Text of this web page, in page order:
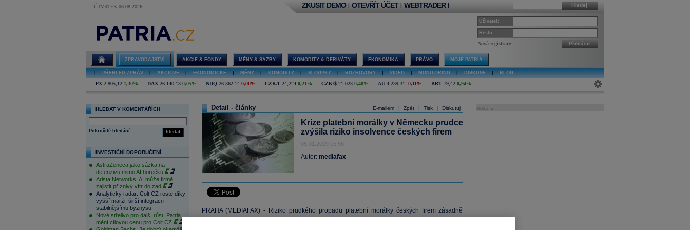
ČTVRTEK 06.08.2026 Hledej
ZKUSIT DEMO | OTEVŘÍT ÚČET | WEBTRADER |
Uživatel:
Heslo:
Nová registrace Přihlásit
ZPRAVODAJSTVÍ AKCIE & FONDY MĚNY & SAZBY KOMODITY & DERIVÁTY EKONOMIKA PRÁVO MOJE PATRIA
PŘEHLED ZPRÁV AKCIOVÉ EKONOMICKÉ MĚNY KOMODITY SLOUPKY ROZHOVORY VIDEO MONITORING DISKUSE BLOG
PX 2 805,12 1,30% DAX 26 140,13 0,05% NDQ 26 362,14 0,00% CZK/€ 24,224 0,21% CZK/$ 21,023 0,48% AU 4 239,31 -0,11% BRT 79,42 0,94%
HLEDAT V KOMENTÁŘÍCH
hledat
Pokročilé hledání
INVESTIČNÍ DOPORUČENÍ
AstraZeneca jako sázka na
defenzivu mimo AI horečku
Arista Networks: AI může firmě
zajistit příznivý vítr do zad
Analytický radar: Colt CZ roste díky
vyšší marži, širší integraci i
stabilnějšímu byznysu
Nové střelivo pro další růst. Patria
mění cílovou cenu pro Colt CZ
E-mailem Zpět Tisk Diskutuj
Detail - články
Krize platební morálky v Německu prudce
zvýšila riziko insolvence českých firem
05.01.2009 15:56
Autor: mediafax
PRAHA (MEDIAFAX) - Riziko prudkého propadu platební morálky českých firem zásadně
Reklama